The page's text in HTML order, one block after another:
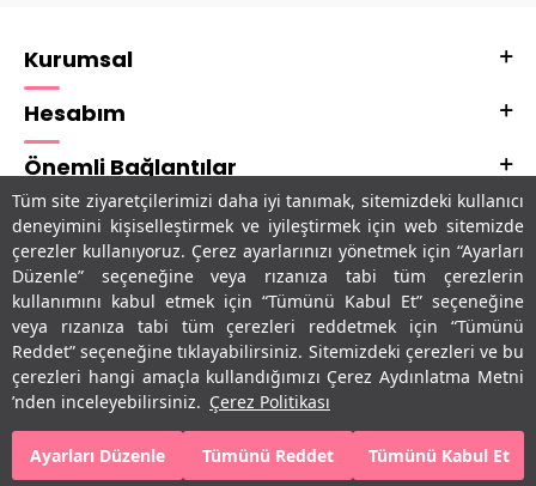
Tüm site ziyaretçilerimizi daha iyi tanımak, sitemizdeki kullanıcı
deneyimini kişiselleştirmek ve iyileştirmek için web sitemizde
çerezler kullanıyoruz. Çerez ayarlarınızı yönetmek için “Ayarları
Düzenle” seçeneğine veya rızanıza tabi tüm çerezlerin
kullanımını kabul etmek için “Tümünü Kabul Et” seçeneğine
veya rızanıza tabi tüm çerezleri reddetmek için “Tümünü
Reddet” seçeneğine tıklayabilirsiniz. Sitemizdeki çerezleri ve bu
çerezleri hangi amaçla kullandığımızı Çerez Aydınlatma Metni
’nden inceleyebilirsiniz. Çerez Politikası
Ayarları Düzenle Tümünü Reddet Tümünü Kabul Et
SEPETE EKLE HEMEN AL
Kurumsal
Hesabım
Önemli Bağlantılar
Adres & İletişim
Uygulamalarımız